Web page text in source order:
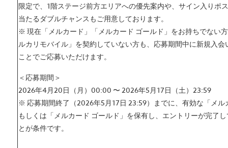
限定で、1階ステージ前方エリアへの優先案内や、サイン入りポ
当たるダブルチャンスもご用意しております。
※ 現在「メルカード」「メルカード ゴールド」をお持ちでない
ルカリモバイル」を契約していない方も、応募期間中に新規入会
ことでご応募いただけます。
＜応募期間＞
2026年4月20日（月）00:00 〜 2026年5月17日（土）23:59
※ 応募期間終了（2026年5月17日 23:59）までに、有効な「メル
もしくは「メルカード ゴールド」を保有し、エントリーが完了
とが条件です。